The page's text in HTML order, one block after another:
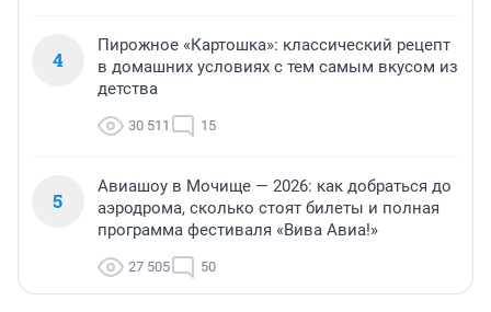
4
Пирожное «Картошка»: классический рецепт
в домашних условиях с тем самым вкусом из
детства
30 511 15
5
Авиашоу в Мочище — 2026: как добраться до
аэродрома, сколько стоят билеты и полная
программа фестиваля «Вива Авиа!»
27 505 50